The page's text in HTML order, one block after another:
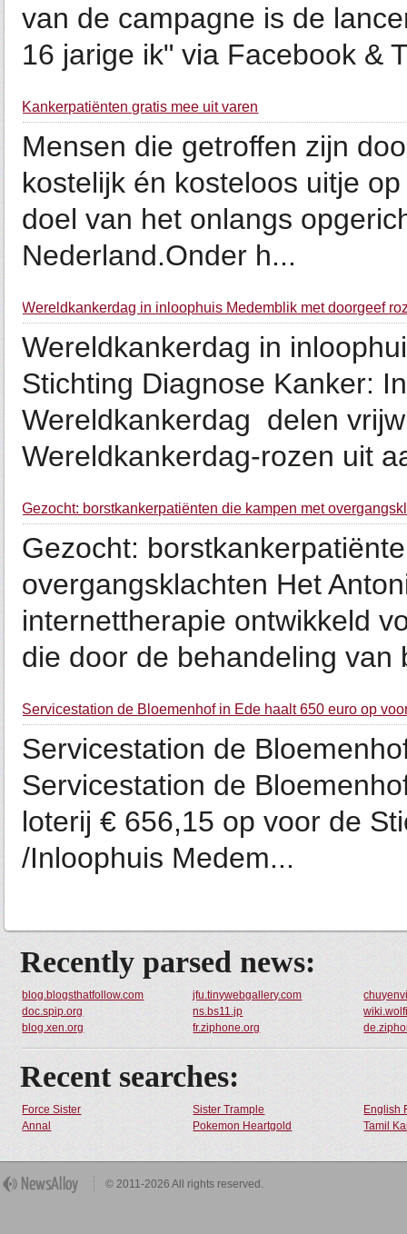
van de campagne is de
16 jarige ik" via Facebook &
Kankerpatiënten gratis mee uit varen
Mensen die getroffen zijn
kostelijk én kosteloos uitje
doel van het onlangs
Nederland.Onder h...
Wereldkankerdag in inloophuis Medemblik met doorgeef
Wereldkankerdag in
Stichting Diagnose Kanker:
Wereldkankerdag delen
Wereldkankerdag-rozen uit
Gezocht: borstkankerpatiënten die kampen met
Gezocht:
overgangsklachten Het
internettherapie ontwikkeld
die door de behandeling van
Servicestation de Bloemenhof in Ede haalt 650 euro op
Servicestation de
Servicestation de
loterij € 656,15 op voor de
/Inloophuis Medem...
Recently parsed news:
blog.blogsthatfollow.com jfu.tinywebgallery.com
doc.spip.org
ns.bs11.jp
blog.xen.org
fr.ziphone.org
Recent searches:
Force Sister Sister Trample
English
Annal
Pokemon Heartgold Tamil
© 2011-2026 All rights reserved.